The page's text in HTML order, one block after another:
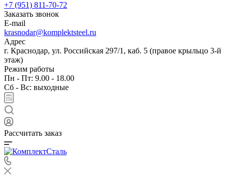
+7 (951) 811-70-72
Заказать звонок
E-mail
krasnodar@komplektsteel.ru
Адрес
г. Краснодар, ул. Российская 297/1, каб. 5 (правое крыльцо 3-й
этаж)
Режим работы
Пн - Пт: 9.00 - 18.00
Сб - Вс: выходные
Рассчитать заказ